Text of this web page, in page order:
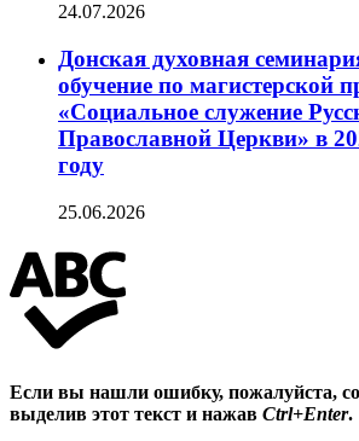
24.07.2026
Донская духовная
обучение по магистерской
«Социальное служение
Православной Церкви» в
году
25.06.2026
Если вы нашли ошибку, пожалуйста,
выделив этот текст и нажав Ctrl+Enter.